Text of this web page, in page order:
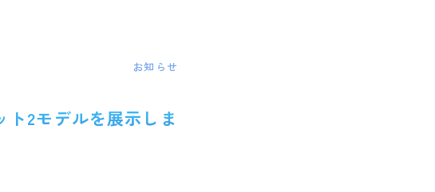
ト2モデルを展示しま
お知らせ